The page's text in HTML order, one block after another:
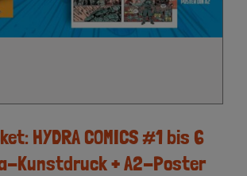
HYDRA COMICS #1 bis 6
Kunstdruck + A2-Poster